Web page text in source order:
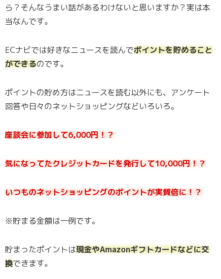
ら？そんなうまい話があるわけないと思いますか？実は本
当なんです。
ECナビでは好きなニュースを読んでポイントを貯めること
ができるのです。
ポイントの貯め方はニュースを読む以外にも、アンケート
回答や日々のネットショッピングなどいろいろ。
座談会に参加して6,000円！？
気になってたクレジットカードを発行して10,000円！？
いつものネットショッピングのポイントが実質倍に！？
※貯まる金額は一例です。
貯まったポイントは現金やAmazonギフトカードなどに交
換できます。